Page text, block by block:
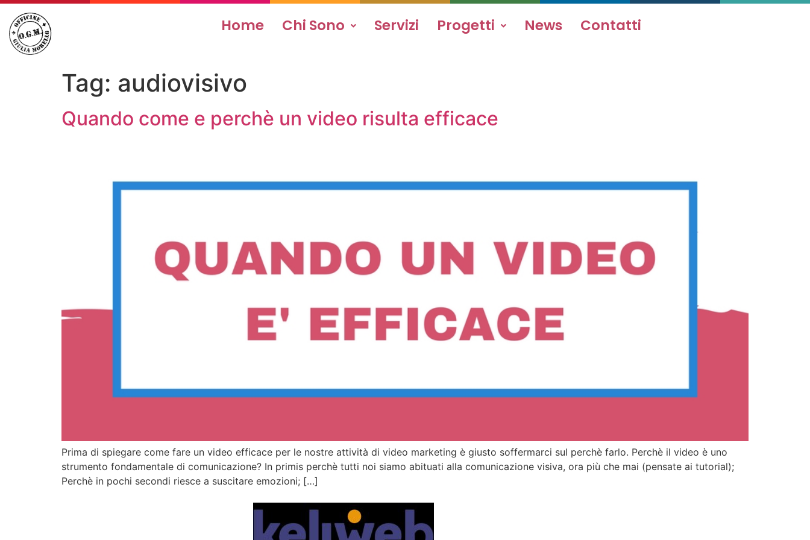
Home Chi Sono Servizi Progetti News Contatti
Tag: audiovisivo
Quando come e perchè un video risulta efficace
Prima di spiegare come fare un video efficace per le nostre attività di video marketing è giusto soffermarci sul perchè farlo. Perchè il video è uno
strumento fondamentale di comunicazione? In primis perchè tutti noi siamo abituati alla comunicazione visiva, ora più che mai (pensate ai tutorial);
Perchè in pochi secondi riesce a suscitare emozioni; […]